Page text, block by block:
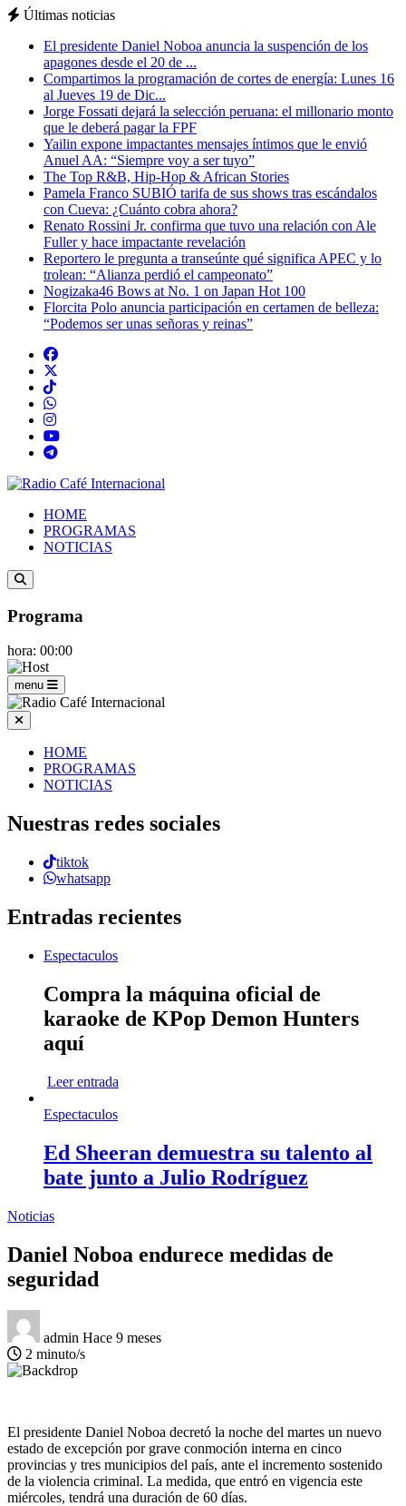
Últimas noticias
El presidente Daniel Noboa anuncia la suspención de los
apagones desde el 20 de ...
Compartimos la programación de cortes de energía: Lunes 16
al Jueves 19 de Dic...
Jorge Fossati dejará la selección peruana: el millonario monto
que le deberá pagar la FPF
Yailin expone impactantes mensajes íntimos que le envió
Anuel AA: “Siempre voy a ser tuyo”
The Top R&B, Hip-Hop & African Stories
Pamela Franco SUBIÓ tarifa de sus shows tras escándalos
con Cueva: ¿Cuánto cobra ahora?
Renato Rossini Jr. confirma que tuvo una relación con Ale
Fuller y hace impactante revelación
Reportero le pregunta a transeúnte qué significa APEC y lo
trolean: “Alianza perdió el campeonato”
Nogizaka46 Bows at No. 1 on Japan Hot 100
Florcita Polo anuncia participación en certamen de belleza:
“Podemos ser unas señoras y reinas”
HOME
PROGRAMAS
NOTICIAS
Programa
hora: 00:00
menu
HOME
PROGRAMAS
NOTICIAS
Nuestras redes sociales
tiktok
whatsapp
Entradas recientes
Espectaculos
Compra la máquina oficial de
karaoke de KPop Demon Hunters
aquí
Leer entrada
Espectaculos
Ed Sheeran demuestra su talento al
bate junto a Julio Rodríguez
Noticias
Daniel Noboa endurece medidas de
seguridad
admin Hace 9 meses
2 minuto/s
El presidente Daniel Noboa decretó la noche del martes un nuevo
estado de excepción por grave conmoción interna en cinco
provincias y tres municipios del país, ante el incremento sostenido
de la violencia criminal. La medida, que entró en vigencia este
miércoles, tendrá una duración de 60 días.